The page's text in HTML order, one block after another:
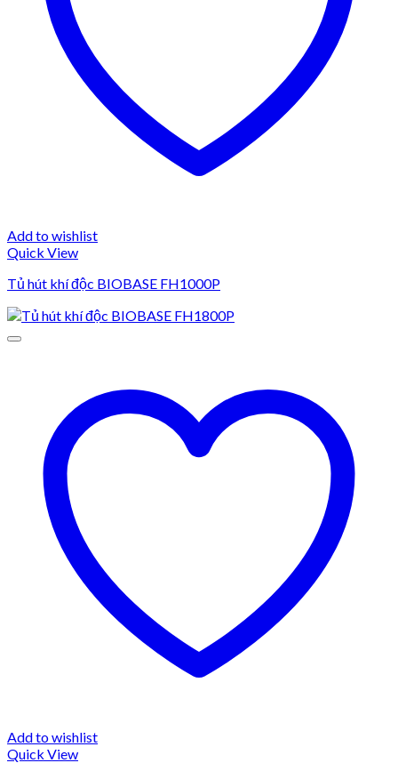
Add to wishlist
Quick View
Tủ hút khí độc BIOBASE FH1000P
Add to wishlist
Quick View